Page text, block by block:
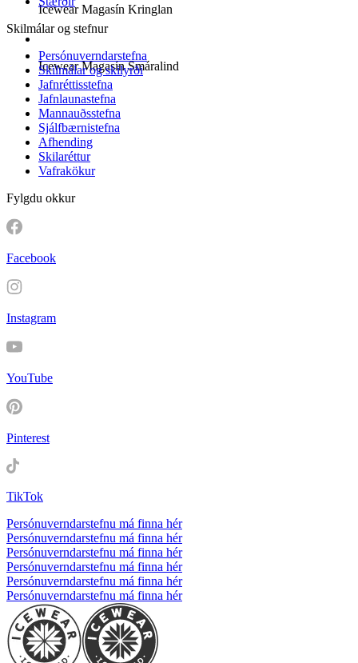
Icewear Magasín Kringlan
Icewear Magasín Smáralind
Skilmálar og stefnur
Persónuverndarstefna
Skilmálar og skilyrði
Jafnréttisstefna
Jafnlaunastefna
Mannauðsstefna
Sjálfbærnistefna
Afhending
Skilaréttur
Vafrakökur
Fylgdu okkur
Facebook
Instagram
YouTube
Pinterest
TikTok
Persónuverndarstefnu má finna hér
Persónuverndarstefnu má finna hér
Persónuverndarstefnu má finna hér
Persónuverndarstefnu má finna hér
Persónuverndarstefnu má finna hér
Persónuverndarstefnu má finna hér